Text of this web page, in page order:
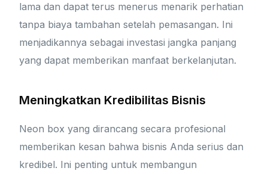
lama dan dapat terus menerus menarik perhatian
tanpa biaya tambahan setelah pemasangan. Ini
menjadikannya sebagai investasi jangka panjang
yang dapat memberikan manfaat berkelanjutan.
Meningkatkan Kredibilitas Bisnis
Neon box yang dirancang secara profesional
memberikan kesan bahwa bisnis Anda serius dan
kredibel. Ini penting untuk membangun